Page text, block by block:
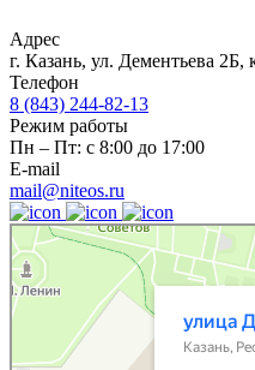
Адрес
г. Казань, ул. Дементьева 2Б,
Телефон
8 (843) 244-82-13
Режим работы
Пн – Пт: с 8:00 до 17:00
E-mail
mail@niteos.ru